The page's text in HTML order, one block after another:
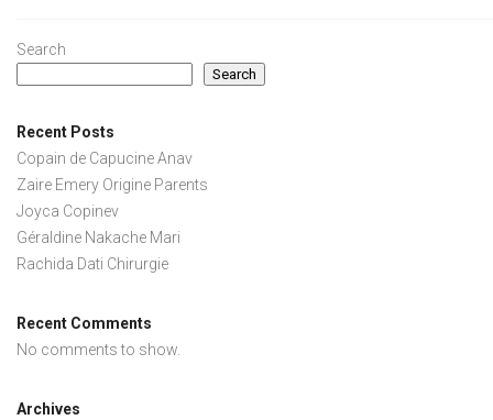
Search
Search
Recent Posts
Copain de Capucine Anav
Zaire Emery Origine Parents
Joyca Copinev
Géraldine Nakache Mari
Rachida Dati Chirurgie
Recent Comments
No comments to show.
Archives